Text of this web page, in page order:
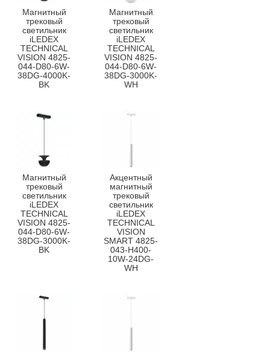
Магнитный
трековый
светильник
iLEDEX
TECHNICAL
VISION 4825-
044-D80-6W-
38DG-4000K-
BK
Магнитный
трековый
светильник
iLEDEX
TECHNICAL
VISION 4825-
044-D80-6W-
38DG-3000K-
WH
Магнитный
трековый
светильник
iLEDEX
TECHNICAL
VISION 4825-
044-D80-6W-
38DG-3000K-
BK
Акцентный
магнитный
трековый
светильник
iLEDEX
TECHNICAL
VISION
SMART 4825-
043-H400-
10W-24DG-
WH